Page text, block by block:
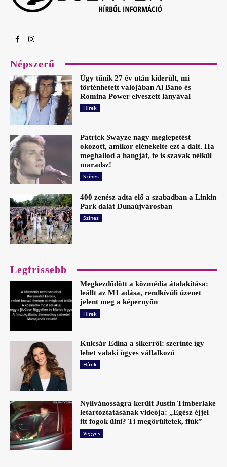
Népszerű
Úgy tűnik 27 év után kiderült, mi
történhetett valójában Al Bano és
Romina Power elveszett lányával
Hírek
Patrick Swayze nagy meglepetést
okozott, amikor elénekelte ezt a dalt. Ha
meghallod a hangját, te is szavak nélkül
maradsz!
Színes
400 zenész adta elő a szabadban a Linkin
Park dalát Dunaújvárosban
Színes
Legfrissebb
Megkezdődött a közmédia átalakítása:
leállt az M1 adása, rendkívüli üzenet
jelent meg a képernyőn
Hírek
Kulcsár Edina a sikerről: szerinte így
lehet valaki ügyes vállalkozó
Hírek
Nyilvánosságra került Justin Timberlake
letartóztatásának videója: „Egész éjjel
itt fogok ülni? Ti megőrültetek, fiúk”
Vegyes